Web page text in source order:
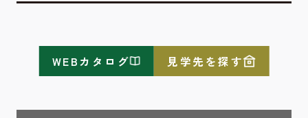
WEBカタログ 見学先を探す